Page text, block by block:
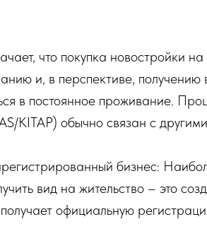
что покупка новостройки
и, в перспективе,
в постоянное проживание.
KITAP) обычно связан с
бизнес:
вид на жительство – это
официальную